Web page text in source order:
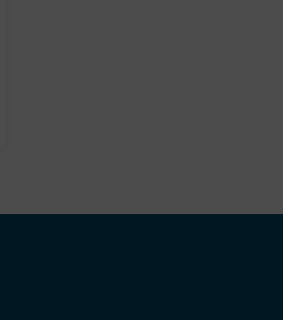
údajů z jiných zdrojů údajů,
zařízení na základě automaticky